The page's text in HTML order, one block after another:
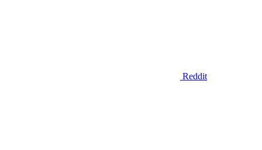
Reddit